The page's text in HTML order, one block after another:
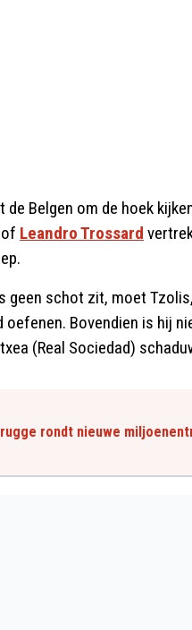
de Belgen om de hoek
Leandro Trossard
geen schot zit, moet
Bovendien is hij
(Real Sociedad)
rondt nieuwe